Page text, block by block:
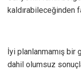
kaldırabileceğinden
İyi planlanmamış bir
dahil olumsuz